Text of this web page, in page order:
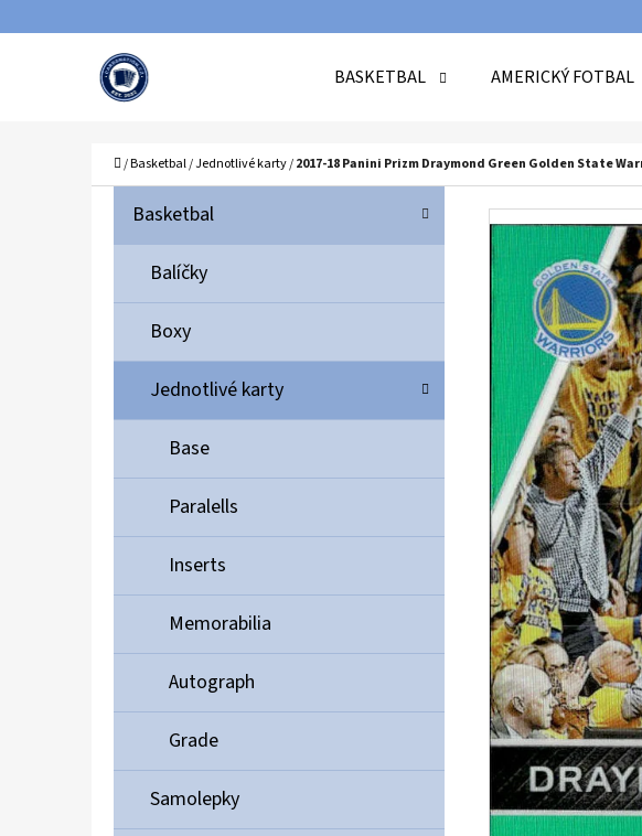
BASKETBAL AMERICKÝ FOTBAL
Domů
/Basketbal/Jednotlivé karty/2017-18 Panini Prizm Draymond Green Golden State
Přeskočit
kategorie
K
T
G
R
E
Basketbal
Balíčky
Boxy
Jednotlivé karty
Base
Paralells
Inserts
Memorabilia
Autograph
Grade
Samolepky
Zpět
Zpět
ULTIMATE GUARD MAGNETIC CARD CASE 35PT
ULTRA PRO
7 Kč